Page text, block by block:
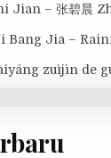
Jian – 张碧晨
Bang Jia –
zuìjìn de